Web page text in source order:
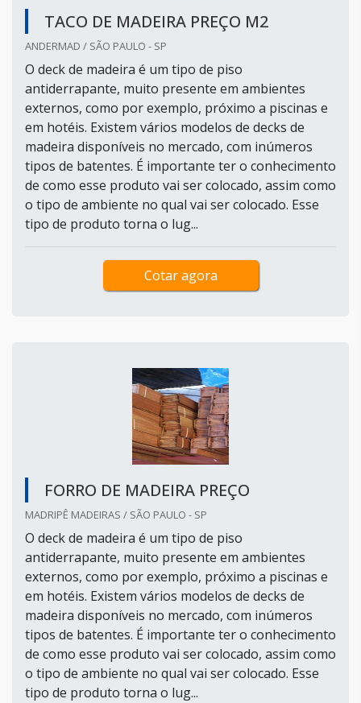
TACO DE MADEIRA PREÇO M2
ANDERMAD / SÃO PAULO - SP
O deck de madeira é um tipo de piso
antiderrapante, muito presente em ambientes
externos, como por exemplo, próximo a piscinas e
em hotéis. Existem vários modelos de decks de
madeira disponíveis no mercado, com inúmeros
tipos de batentes. É importante ter o conhecimento
de como esse produto vai ser colocado, assim como
o tipo de ambiente no qual vai ser colocado. Esse
tipo de produto torna o lug...
Cotar agora
FORRO DE MADEIRA PREÇO
MADRIPÊ MADEIRAS / SÃO PAULO - SP
O deck de madeira é um tipo de piso
antiderrapante, muito presente em ambientes
externos, como por exemplo, próximo a piscinas e
em hotéis. Existem vários modelos de decks de
madeira disponíveis no mercado, com inúmeros
tipos de batentes. É importante ter o conhecimento
de como esse produto vai ser colocado, assim como
o tipo de ambiente no qual vai ser colocado. Esse
tipo de produto torna o lug...